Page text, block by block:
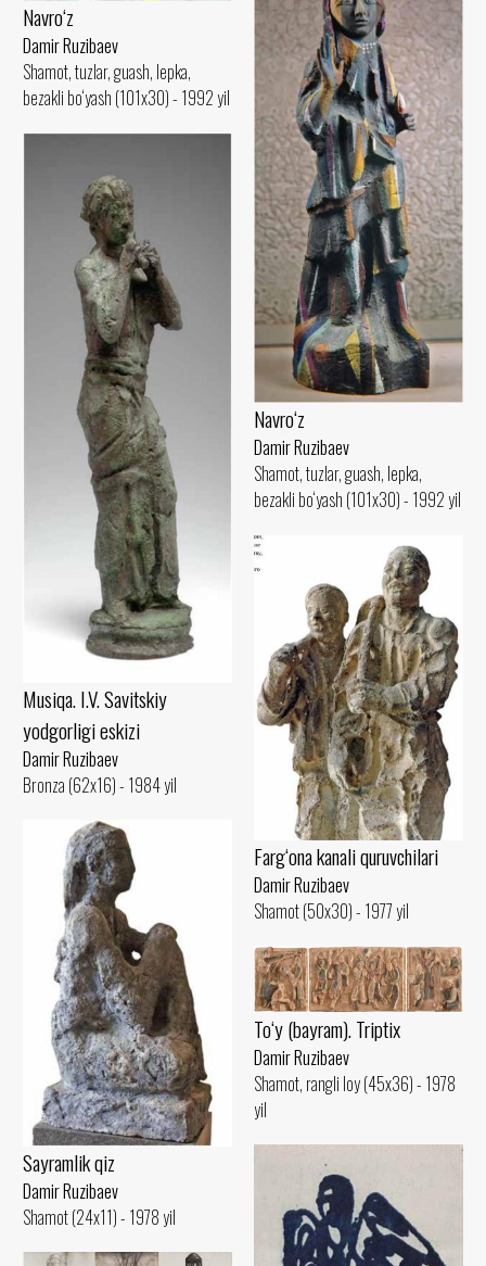
Navro‘z
Damir Ruzibaev
Shamot, tuzlar, guash, lepka,
bezakli bo‘yash (101x30) - 1992 yil
Navro‘z
Damir Ruzibaev
Shamot, tuzlar, guash, lepka,
bezakli bo‘yash (101x30) - 1992 yil
Musiqa. I.V. Savitskiy
yodgorligi eskizi
Damir Ruzibaev
Bronza (62x16) - 1984 yil
Farg‘ona kanali quruvchilari
Damir Ruzibaev
Shamot (50x30) - 1977 yil
Sayramlik qiz
Damir Ruzibaev
Shamot (24x11) - 1978 yil
To‘y (bayram). Triptix
Damir Ruzibaev
Shamot, rangli loy (45x36) - 1978
yil